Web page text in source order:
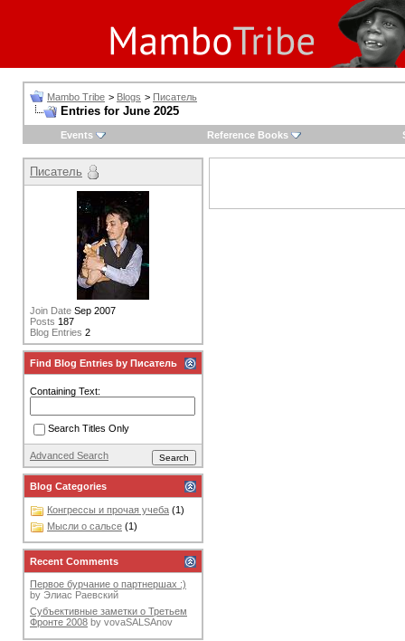
Mambo Tribe > Blogs > Писатель
Entries for June 2025
Events Reference Books
Писатель
Join Date Sep 2007
Posts 187
Blog Entries 2
Find Blog Entries by Писатель
Containing Text:
Search Titles Only
Advanced Search
Blog Categories
Конгрессы и прочая учеба (1)
Мысли о сальсе (1)
Recent Comments
Первое бурчание о партнершах :)
by Элиас Раевский
Субъективные заметки о Третьем
Фронте 2008 by vovaSALSAnov